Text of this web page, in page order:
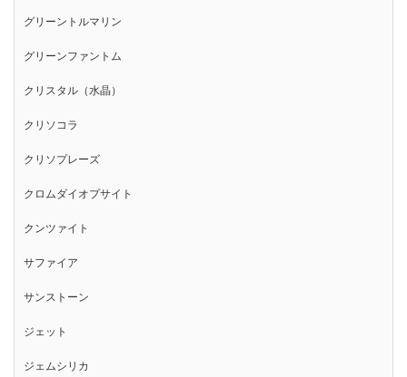
グリーントルマリン
グリーンファントム
クリスタル（水晶）
クリソコラ
クリソプレーズ
クロムダイオプサイト
クンツァイト
サファイア
サンストーン
ジェット
ジェムシリカ